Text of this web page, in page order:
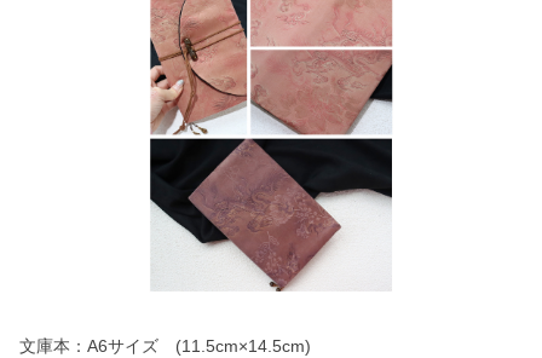
文庫本：A6サイズ (11.5cm×14.5cm)